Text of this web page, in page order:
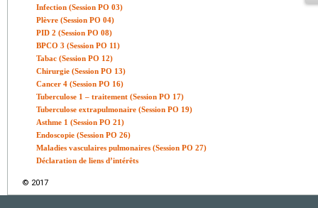
Infection (Session PO 03)
Plèvre (Session PO 04)
PID 2 (Session PO 08)
BPCO 3 (Session PO 11)
Tabac (Session PO 12)
Chirurgie (Session PO 13)
Cancer 4 (Session PO 16)
Tuberculose 1 – traitement (Session PO 17)
Tuberculose extrapulmonaire (Session PO 19)
Asthme 1 (Session PO 21)
Endoscopie (Session PO 26)
Maladies vasculaires pulmonaires (Session PO 27)
Déclaration de liens d’intérêts
© 2017